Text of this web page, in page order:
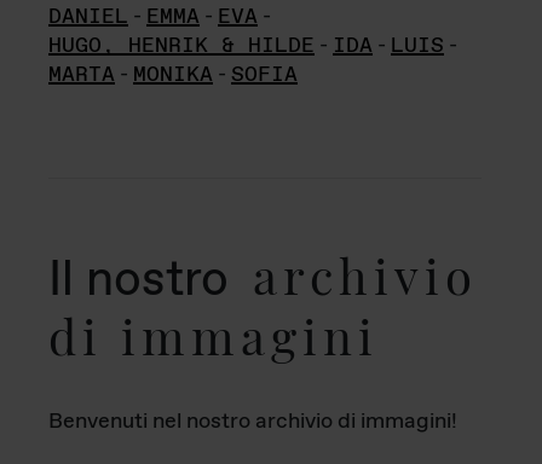
DANIEL - EMMA - EVA -
HUGO, HENRIK & HILDE - IDA - LUIS -
MARTA - MONIKA - SOFIA
Il nostro archivio
di immagini
Benvenuti nel nostro archivio di immagini!